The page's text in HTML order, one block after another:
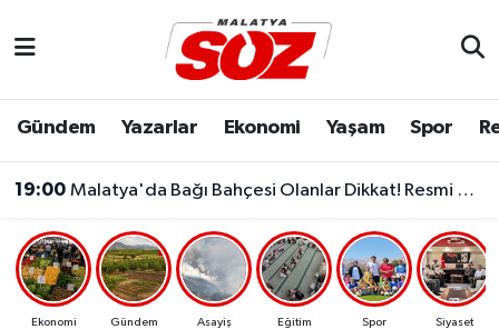
Gündem Yazarlar Ekonomi Yaşam Spor
19:00 Malatya'da Bağı Bahçesi Olanlar Dikkat! Resmi Gazete'den Kritik Karar
Ekonomi Gündem Asayiş Eğitim Spor Siyaset
Dünya
Eğitim
Ekonomi
Malatya Nöbetçi Eczaneler
Malatya Namaz Vakitleri
Malatya Trafik Yoğunluk Haritası
Süper Lig Puan Durumu ve Fikstür